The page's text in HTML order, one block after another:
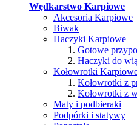
Wędkarstwo Karpiowe
Akcesoria Karpiowe
Biwak
Haczyki Karpiowe
Gotowe
Haczyki do
Kołowrotki
Kołowrotki z
Kołowrotki z
Maty i podbieraki
Podpórki i statywy